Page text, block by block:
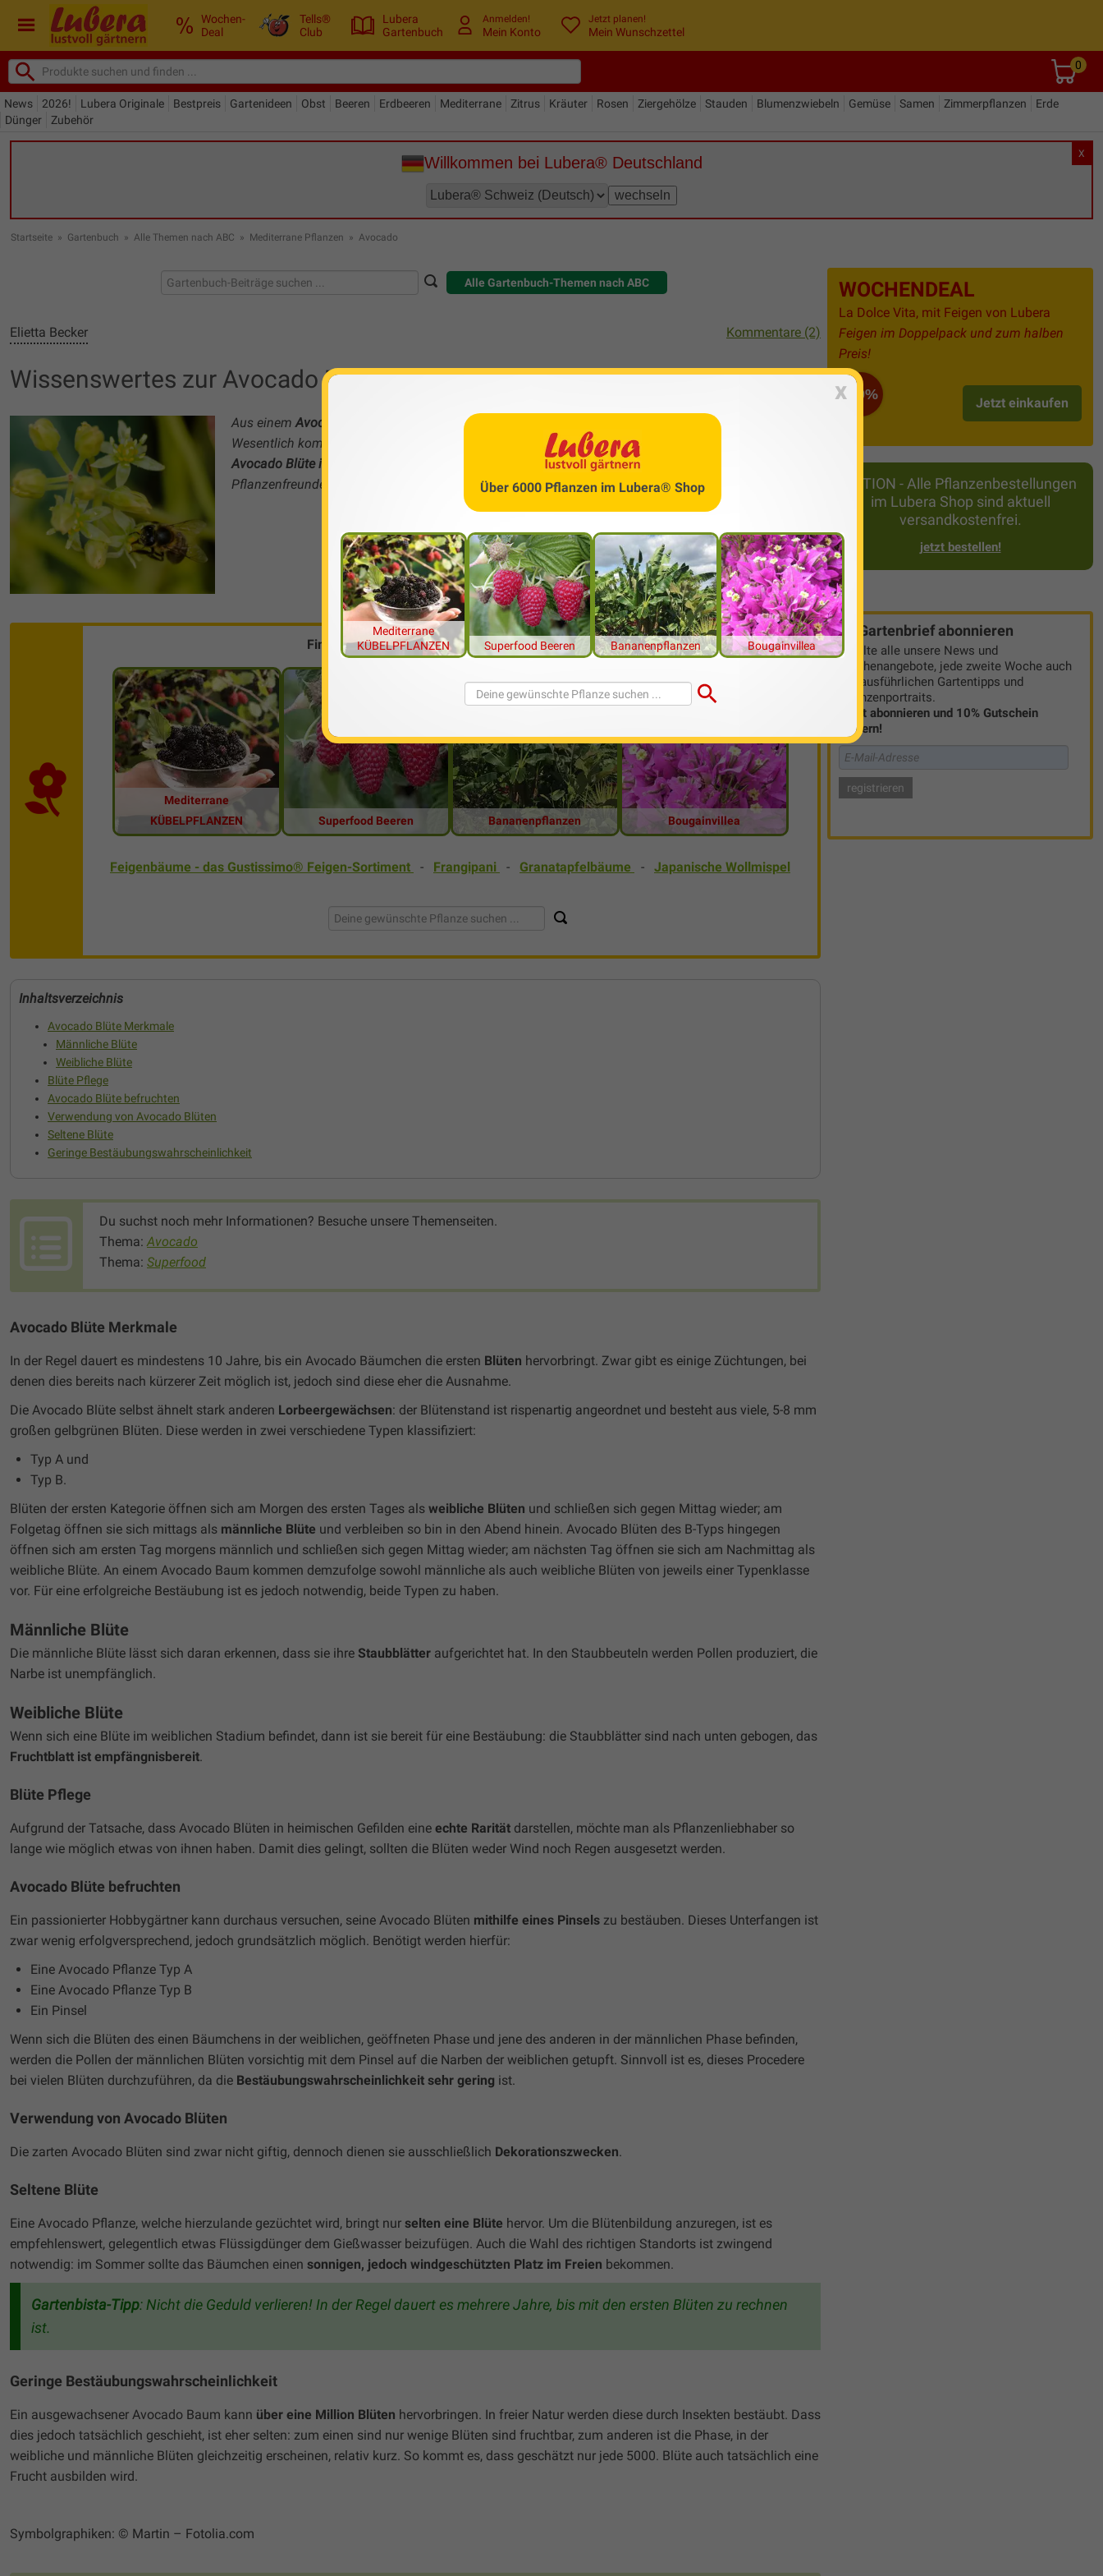
Wochen-
Deal
Tells®
Club
Lubera
Gartenbuch
Anmelden!
Mein Konto
Jetzt planen!
Mein Wunschzettel
0
News 2026! Lubera Originale Bestpreis Gartenideen Obst Beeren Erdbeeren Mediterrane Zitrus Kräuter Rosen Ziergehölze Stauden Blumenzwiebeln Gemüse Samen Zimmerpflanzen
Erde
Dünger
Zubehör
X
Willkommen bei Lubera® Deutschland
Startseite » Gartenbuch » Alle Themen nach ABC » Mediterrane Pflanzen » Avocado
WOCHENDEAL
La Dolce Vita, mit Feigen von Lubera
Feigen im Doppelpack und zum halben
Preis!
-50%
Jetzt einkaufen
AKTION - Alle Pflanzenbestellungen
im Lubera Shop sind aktuell
versandkostenfrei.
jetzt bestellen!
Gartenbrief abonnieren
Erhalte alle unsere News und
Wochenangebote, jede zweite Woche auch
mit ausführlichen Gartentipps und
Pflanzenportraits.
Jetzt abonnieren und 10% Gutschein
sichern!
Alle Gartenbuch-Themen nach ABC
Elietta Becker Kommentare (2)
Wissenswertes zur Avocado Blüte
Aus einem Avocado Kern
ein Bäumchen zu züchten, macht Spaß und ist nicht besonders schwierig.
Wesentlich komplizierter hingegen ist es, das gewonnene Pflänzchen zum Blühen zu bringen: eine
Avocado Blüte i st in unseren Regionen ausgesprochen selten und benötigt viel Geduld seitens des
Pflanzenfreundes.
Finde die passenden Produkte im Lubera® Shop
Mediterrane
KÜBELPFLANZEN
Superfood Beeren Bananenpflanzen Bougainvillea
Feigenbäume - das Gustissimo® Feigen-Sortiment - Frangipani - Granatapfelbäume - Japanische Wollmispel
Inhaltsverzeichnis
Avocado Blüte Merkmale
Männliche Blüte
Weibliche Blüte
Blüte Pflege
Avocado Blüte befruchten
Verwendung von Avocado Blüten
Seltene Blüte
Geringe Bestäubungswahrscheinlichkeit
Du suchst noch mehr Informationen? Besuche unsere Themenseiten.
Thema:Avocado
Thema: Superfood
Avocado Blüte Merkmale
In der Regel dauert es mindestens 10 Jahre, bis ein Avocado Bäumchen die ersten Blüten hervorbringt. Zwar gibt es einige Züchtungen, bei
denen dies bereits nach kürzerer Zeit möglich ist, jedoch sind diese eher die Ausnahme.
Die Avocado Blüte selbst ähnelt stark anderen Lorbeergewächsen: der Blütenstand ist rispenartig angeordnet und besteht aus viele, 5-8 mm
großen gelbgrünen Blüten. Diese werden in zwei verschiedene Typen klassifiziert:
Typ A und
Typ B.
Blüten der ersten Kategorie öffnen sich am Morgen des ersten Tages als weibliche Blüten und schließen sich gegen Mittag wieder; am
Folgetag öffnen sie sich mittags als männliche Blüte und verbleiben so bin in den Abend hinein. Avocado Blüten des B-Typs hingegen
öffnen sich am ersten Tag morgens männlich und schließen sich gegen Mittag wieder; am nächsten Tag öffnen sie sich am Nachmittag als
weibliche Blüte. An einem Avocado Baum kommen demzufolge sowohl männliche als auch weibliche Blüten von jeweils einer Typenklasse
vor. Für eine erfolgreiche Bestäubung ist es jedoch notwendig, beide Typen zu haben.
Männliche Blüte
Die männliche Blüte lässt sich daran erkennen, dass sie ihre Staubblätter aufgerichtet hat. In den Staubbeuteln werden Pollen produziert, die
Narbe ist unempfänglich.
Weibliche Blüte
Wenn sich eine Blüte im weiblichen Stadium befindet, dann ist sie bereit für eine Bestäubung: die Staubblätter sind nach unten gebogen, das
Fruchtblatt ist empfängnisbereit.
Blüte Pflege
Aufgrund der Tatsache, dass Avocado Blüten in heimischen Gefilden eine echte Rarität darstellen, möchte man als Pflanzenliebhaber so
lange wie möglich etwas von ihnen haben. Damit dies gelingt, sollten die Blüten weder Wind noch Regen ausgesetzt werden.
Avocado Blüte befruchten
Ein passionierter Hobbygärtner kann durchaus versuchen, seine Avocado Blüten mithilfe eines Pinsels zu bestäuben. Dieses Unterfangen ist
zwar wenig erfolgversprechend, jedoch grundsätzlich möglich. Benötigt werden hierfür:
Eine Avocado Pflanze Typ A
Eine Avocado Pflanze Typ B
Ein Pinsel
Wenn sich die Blüten des einen Bäumchens in der weiblichen, geöffneten Phase und jene des anderen in der männlichen Phase befinden,
werden die Pollen der männlichen Blüten vorsichtig mit dem Pinsel auf die Narben der weiblichen getupft. Sinnvoll ist es, dieses Procedere
bei vielen Blüten durchzuführen, da die Bestäubungswahrscheinlichkeit sehr gering ist.
Verwendung von Avocado Blüten
Die zarten Avocado Blüten sind zwar nicht giftig, dennoch dienen sie ausschließlich Dekorationszwecken.
Seltene Blüte
Eine Avocado Pflanze, welche hierzulande gezüchtet wird, bringt nur selten eine Blüte hervor. Um die Blütenbildung anzuregen, ist es
empfehlenswert, gelegentlich etwas Flüssigdünger dem Gießwasser beizufügen. Auch die Wahl des richtigen Standorts ist zwingend
notwendig: im Sommer sollte das Bäumchen einen sonnigen, jedoch windgeschützten Platz im Freien bekommen.
Gartenbista-Tipp: Nicht die Geduld verlieren! In der Regel dauert es mehrere Jahre, bis mit den ersten Blüten zu rechnen
ist.
Geringe Bestäubungswahrscheinlichkeit
Ein ausgewachsener Avocado Baum kann über eine Million Blüten hervorbringen. In freier Natur werden diese durch Insekten bestäubt. Dass
dies jedoch tatsächlich geschieht, ist eher selten: zum einen sind nur wenige Blüten sind fruchtbar, zum anderen ist die Phase, in der
weibliche und männliche Blüten gleichzeitig erscheinen, relativ kurz. So kommt es, dass geschätzt nur jede 5000. Blüte auch tatsächlich eine
Frucht ausbilden wird.
Symbolgraphiken: © Martin – Fotolia.com
x
Über 6000 Pflanzen im Lubera® Shop
Mediterrane
KÜBELPFLANZEN
Superfood Beeren Bananenpflanzen Bougainvillea